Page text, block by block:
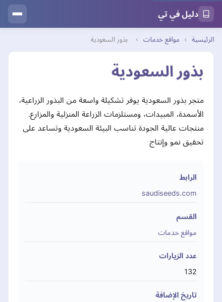
دليل في تي
الرئيسية › مواقع خدمات › بذور السعودية
بذور السعودية
متجر بذور السعودية يوفر تشكيلة واسعة من البذور الزراعية،
الأسمدة، المبيدات، ومستلزمات الزراعة المنزلية والمزارع.
منتجات عالية الجودة تناسب البيئة السعودية وتساعد على
تحقيق نمو وإنتاج
الرابط
saudiseeds.com
القسم
مواقع خدمات
عدد الزيارات
132
تاريخ الإضافة